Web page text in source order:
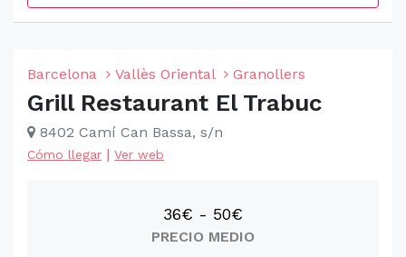
Barcelona Vallès Oriental Granollers
Grill Restaurant El Trabuc
8402 Camí Can Bassa, s/n
Cómo llegar | Ver web
36€ - 50€
PRECIO MEDIO